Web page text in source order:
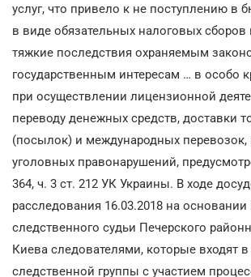
услуг, что привело к не поступлению в
в виде обязательных налоговых
тяжкие последствия охраняемым
государственным интересам … в особо
при осуществлении лицензионной
переводу денежных средств, доставки
(посылок) и международных перевозок,
уголовных правонарушений,
364, ч. 3 ст. 212 УК Украины. В ходе
расследования 16.03.2018 на
следственного судьи Печерского
Киева следователями, которые входят в
следственной группы с участием